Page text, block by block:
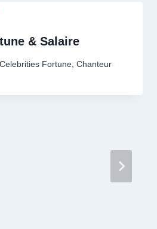
& Salaire
Celebrities Fortune, Chanteur